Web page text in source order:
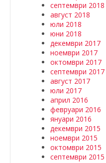
септември 2018
август 2018
юли 2018
юни 2018
декември 2017
ноември 2017
октомври 2017
септември 2017
август 2017
юли 2017
април 2016
февруари 2016
януари 2016
декември 2015
ноември 2015
октомври 2015
септември 2015